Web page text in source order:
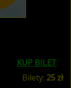
KUP BILET
Bilety: 25 zł